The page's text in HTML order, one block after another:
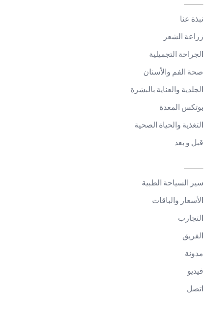
نبذة عنا
زراعة الشعر
الجراحة التجميلية
صحة الفم والأسنان
الجلدية والعناية بالبشرة
بوتكس المعدة
التغذية والحياة الصحية
قبل و بعد
سير السياحة الطبية
الأسعار والباقات
التجارب
الفريق
مدونة
فيديو
اتصل